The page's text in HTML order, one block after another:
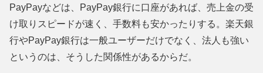
PayPayなどは、PayPay銀行に口座があれば、売上金の受
け取りスピードが速く、手数料も安かったりする。楽天銀
行やPayPay銀行は一般ユーザーだけでなく、法人も強い
というのは、そうした関係性があるからだ。